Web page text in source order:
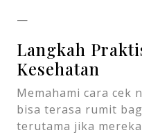
—
Langkah
Kesehatan
Memahami cara cek
bisa terasa rumit
terutama jika